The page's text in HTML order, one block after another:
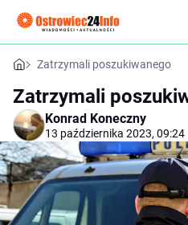
Zatrzymali poszukiwanego
Zatrzymali
Konrad Koneczny
13 października 2023, 09:24